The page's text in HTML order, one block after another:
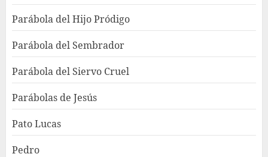
Parábola del Hijo Pródigo
Parábola del Sembrador
Parábola del Siervo Cruel
Parábolas de Jesús
Pato Lucas
Pedro